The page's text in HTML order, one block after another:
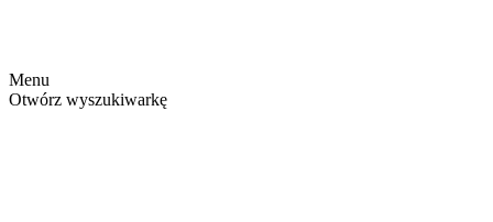
Menu
Otwórz wyszukiwarkę